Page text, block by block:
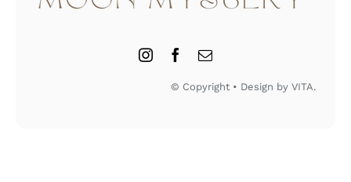
© Copyright • Design by VITA.